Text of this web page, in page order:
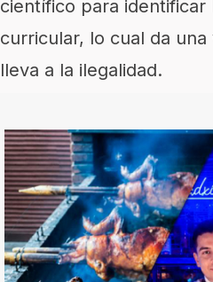
científico para identificar
curricular, lo cual da
lleva a la ilegalidad.